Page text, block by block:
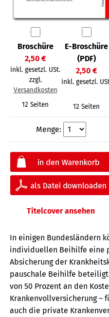
Broschüre
2,50 €
inkl. gesetzl. USt.
zzgl.
Versandkosten
12 Seiten
E-Broschüre
(PDF)
2,50 €
inkl. gesetzl.
12 Seiten
Menge:
Titelcover ansehen
In einigen Bundesländern
individuellen Beihilfe eine
Absicherung der
pauschale Beihilfe
von 50 Prozent an den
Krankenvollversicherung –
auch die private